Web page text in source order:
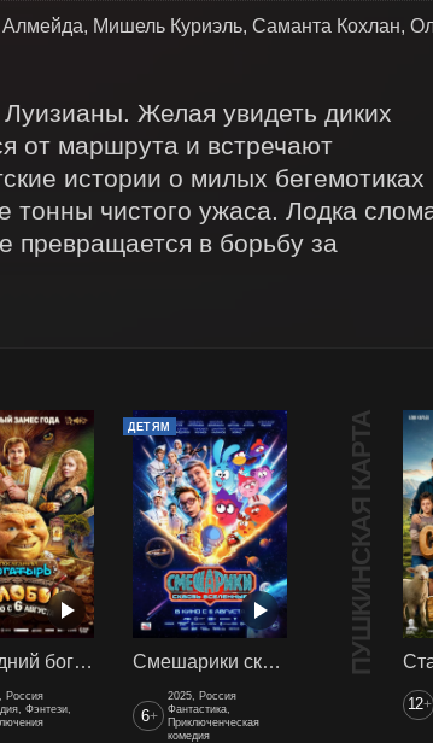
Мишель Куриэль, Саманта Кохлан,
Луизианы. Желая увидеть диких
от маршрута и встречают
истории о милых бегемотиках
тонны чистого ужаса. Лодка
превращается в борьбу за
Последний богатырь. Колобок
Россия
Фэнтези,
ДЕТЯМ
Смешарики сквозь вселенные
6+
2025, Россия
Фантастика,
Приключенческая
комедия
ПУШКИНСКАЯ КАРТА
12+